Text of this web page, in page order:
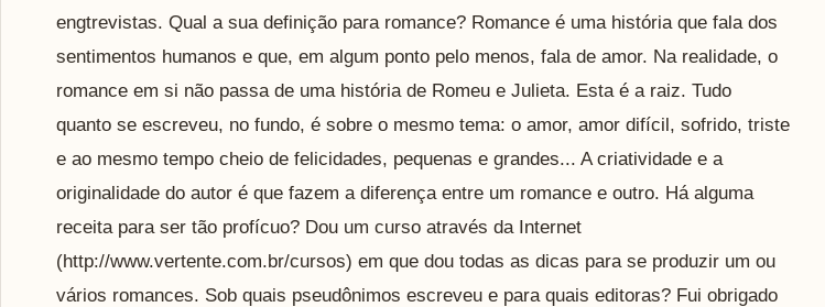
engtrevistas. Qual a sua definição para romance? Romance é uma história que fala dos
sentimentos humanos e que, em algum ponto pelo menos, fala de amor. Na realidade, o
romance em si não passa de uma história de Romeu e Julieta. Esta é a raiz. Tudo
quanto se escreveu, no fundo, é sobre o mesmo tema: o amor, amor difícil, sofrido, triste
e ao mesmo tempo cheio de felicidades, pequenas e grandes... A criatividade e a
originalidade do autor é que fazem a diferença entre um romance e outro. Há alguma
receita para ser tão profícuo? Dou um curso através da Internet
(http://www.vertente.com.br/cursos) em que dou todas as dicas para se produzir um ou
vários romances. Sob quais pseudônimos escreveu e para quais editoras? Fui obrigado